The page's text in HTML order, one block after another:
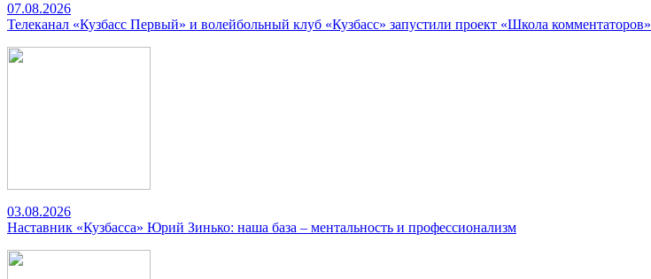
07.08.2026
Телеканал «Кузбасс Первый» и волейбольный клуб «Кузбасс» запустили проект «Школа комментаторов»
03.08.2026
Наставник «Кузбасса» Юрий Зинько: наша база – ментальность и профессионализм